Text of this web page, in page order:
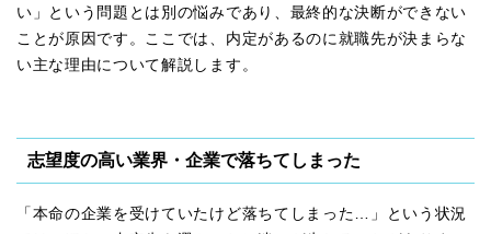
い」という問題とは別の悩みであり、最終的な決断ができない
ことが原因です。ここでは、内定があるのに就職先が決まらな
い主な理由について解説します。
志望度の高い業界・企業で落ちてしまった
「本命の企業を受けていたけど落ちてしまった…」という状況